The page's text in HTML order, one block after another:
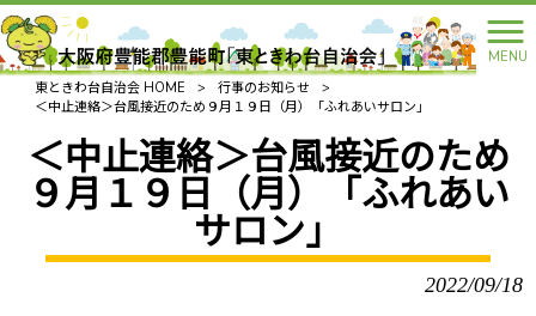
MENU
東ときわ台自治会 HOME
> 行事のお知らせ
>
＜中止連絡＞台風接近のため９月１９日（月）「ふれあいサロン」
＜中止連絡＞台風接近のため
９月１９日（月）「ふれあい
サロン」
2022/09/18